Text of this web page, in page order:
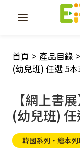
首頁 > 產品目錄 >
(幼兒班) 任選 5
【網上書
(幼兒班)
韓國系列‧繪本列